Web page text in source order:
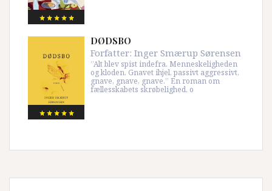
DØDSBO
Forfatter: Inger Smærup Sørensen
”Alt blev spist indefra. Menneskeligheden
og kloden. Gnavet ihjel, passivt aggressivt,
gnave, gnave, gnave.” En roman om
fællesskabets skrøbelighed, o